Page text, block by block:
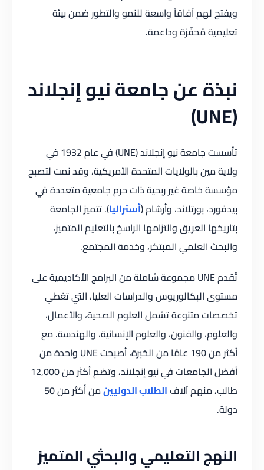
ويفتح لهم آفاقاً واسعة للنمو والتطور ضمن بيئة
تعليمية مُحفّزة وداعمة.
نبذة عن جامعة نيو إنجلاند
(UNE)
تأسست جامعة نيو إنجلاند (UNE) في عام 1932 في
ولاية مين بالولايات المتحدة الأمريكية، وقد نمت لتصبح
مؤسسة خاصة غير ربحية ذات حرم جامعية متعددة في
بيدفورد، بورتلاند، وأرشام (أستراليا). تتميز الجامعة
بتاريخها العريق والتزامها الراسخ بالتعليم المتميز،
والبحث العلمي المبتكر، وخدمة المجتمع.
تُقدم UNE مجموعة شاملة من البرامج الأكاديمية على
مستوى البكالوريوس والدراسات العليا، التي تغطي
تخصصات متنوعة تشمل العلوم الصحية، والأعمال،
والعلوم، والفنون، والعلوم الإنسانية، والهندسة. مع
أكثر من 190 عامًا من الخبرة، أصبحت UNE واحدة من
أفضل الجامعات في نيو إنجلاند، وتضم أكثر من 12,000
طالب، منهم آلافالطلاب الدوليين
من أكثر من 50
دولة.
النهج التعليمي والبحثي المتميز